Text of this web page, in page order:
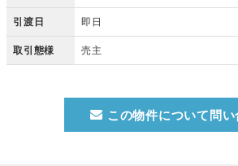
引渡日 即日
取引態様 売主
この物件について問い